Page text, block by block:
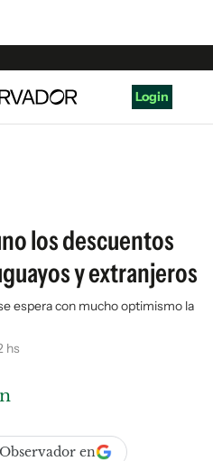
Login
los descuentos
y extranjeros
espera con mucho optimismo la
hs
en